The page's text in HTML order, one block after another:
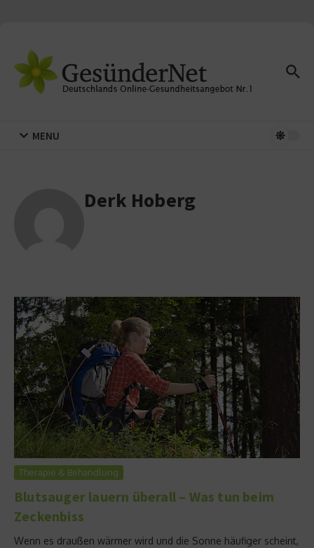
MENU
Derk Hoberg
Therapie & Behandlung
Blutsauger lauern überall – Was tun beim
Zeckenbiss
Wenn es draußen wärmer wird und die Sonne häufiger scheint,